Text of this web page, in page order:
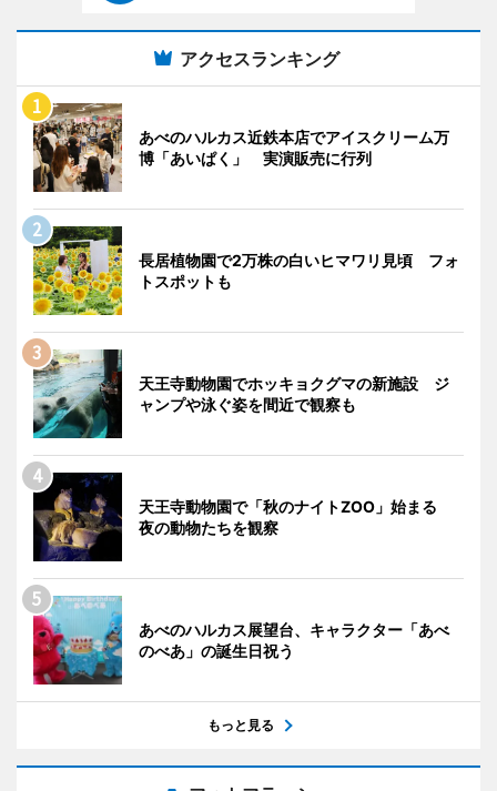
アクセスランキング
あべのハルカス近鉄本店でアイスクリーム万
博「あいぱく」 実演販売に行列
長居植物園で2万株の白いヒマワリ見頃 フォ
トスポットも
天王寺動物園でホッキョクグマの新施設 ジ
ャンプや泳ぐ姿を間近で観察も
天王寺動物園で「秋のナイトZOO」始まる
夜の動物たちを観察
あべのハルカス展望台、キャラクター「あべ
のべあ」の誕生日祝う
もっと見る